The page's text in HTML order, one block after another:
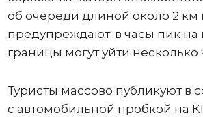
об очереди длиной около 2 км
предупреждают: в часы пик
границы могут уйти несколько
Туристы массово публикуют в
с автомобильной пробкой на